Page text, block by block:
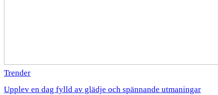
Trender
Upplev en dag fylld av glädje och spännande utmaningar